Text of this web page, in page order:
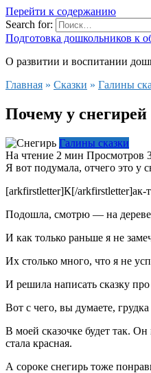
Перейти к содержанию
Search for:
Подготовка дошкольников к
О развитии и воспитании
Главная » Сказки » Галины
Почему у
Галины сказки
На чтение 2 мин Просмотров
Я вот подумала, отчего это у
[arkfirstletter]К[/arkfirstletter]ак-
Подошла, смотрю — на дереве
И как только раньше я не
Их столько много, что я не
И решила написать сказку
Вот с чего, вы думаете, грудка
В моей сказочке будет так.
стала красная.
А сороке снегирь тоже